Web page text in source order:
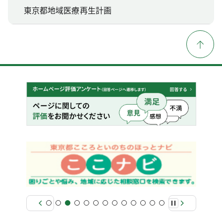
東京都地域医療再生計画